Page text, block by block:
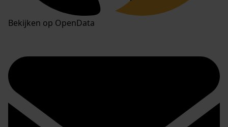
Bekijken op OpenData